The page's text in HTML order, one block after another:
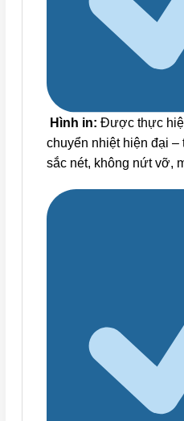
Hình in: Được thực
chuyển nhiệt hiện đại –
sắc nét, không nứt vỡ,